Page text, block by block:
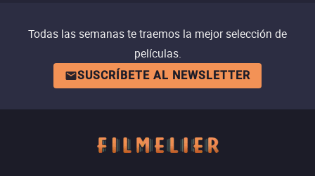
Todas las semanas te traemos la mejor selección de
películas.
SUSCRÍBETE AL NEWSLETTER